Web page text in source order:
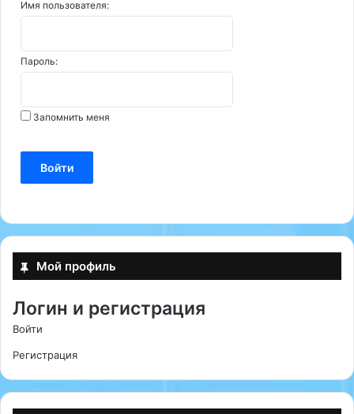
Имя пользователя:
Пароль:
Запомнить меня
Войти
Мой профиль
Логин и регистрация
Войти
Регистрация